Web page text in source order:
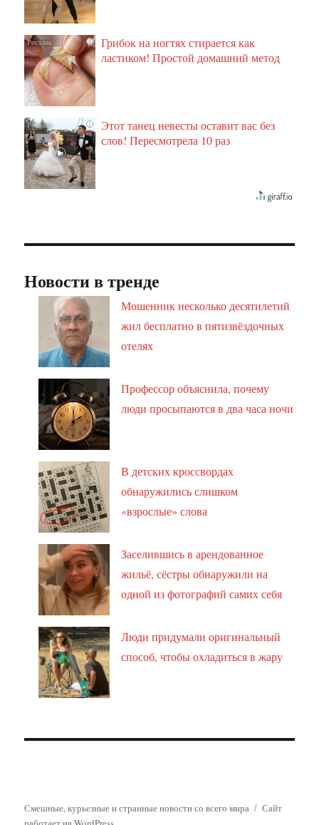
i
Грибок на ногтях стирается как
ластиком! Простой домашний метод
i
Этот танец невесты оставит вас без
слов! Пересмотрела 10 раз
Новости в тренде
Мошенник несколько десятилетий
жил бесплатно в пятизвёздочных
отелях
Профессор объяснила, почему
люди просыпаются в два часа ночи
В детских кроссвордах
обнаружились слишком
«взрослые» слова
Заселившись в арендованное
жильё, сёстры обнаружили на
одной из фотографий самих себя
Люди придумали оригинальный
способ, чтобы охладиться в жару
Смешные, курьезные и странные новости со всего мира
Сайт